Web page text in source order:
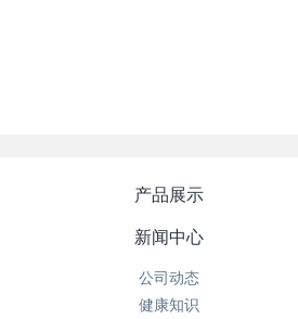
产品展示
新闻中心
公司动态
健康知识